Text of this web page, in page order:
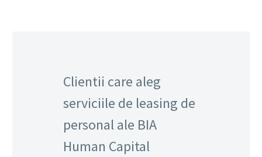
Clientii care aleg
serviciile de leasing de
personal ale BIA
Human Capital